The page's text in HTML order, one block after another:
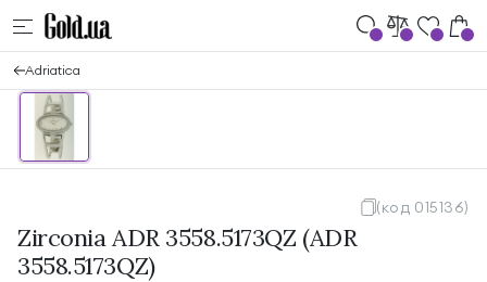
Adriatica
(код 015136)
Zirconia ADR 3558.5173QZ (ADR
3558.5173QZ)